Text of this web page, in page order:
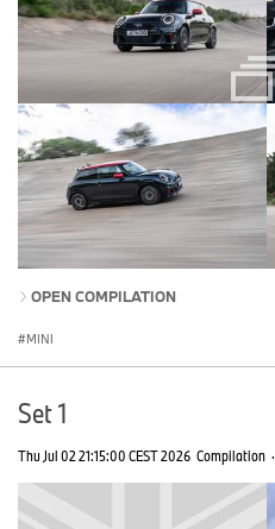
OPEN COMPILATION
MINI
Set 1
Thu Jul 02 21:15:00 CEST 2026 Compilation ·